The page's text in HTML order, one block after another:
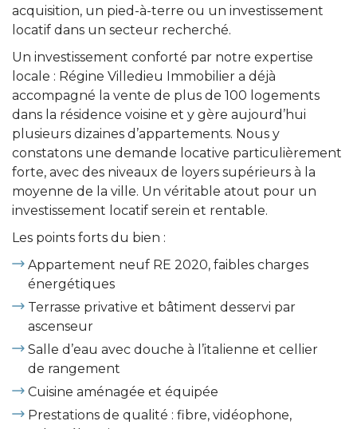
acquisition, un pied-à-terre ou un investissement
locatif dans un secteur recherché.
Un investissement conforté par notre expertise
locale : Régine Villedieu Immobilier a déjà
accompagné la vente de plus de 100 logements
dans la résidence voisine et y gère aujourd’hui
plusieurs dizaines d’appartements. Nous y
constatons une demande locative particulièrement
forte, avec des niveaux de loyers supérieurs à la
moyenne de la ville. Un véritable atout pour un
investissement locatif serein et rentable.
Les points forts du bien :
Appartement neuf RE 2020, faibles charges
énergétiques
Terrasse privative et bâtiment desservi par
ascenseur
Salle d’eau avec douche à l’italienne et cellier
de rangement
Cuisine aménagée et équipée
Prestations de qualité : fibre, vidéophone,